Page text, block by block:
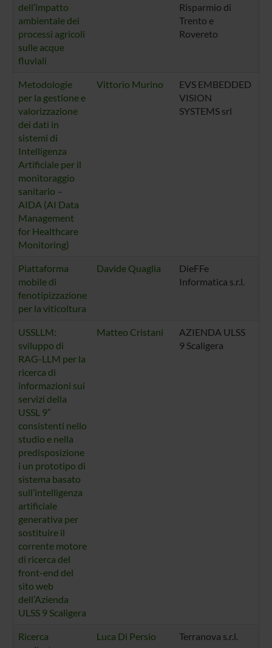
dell’impatto
ambientale dei
processi agricoli
sulle acque
fluviali
Risparmio di
Trento e
Rovereto
Metodologie
per la gestione e
valorizzazione
dei dati in
sistemi di
Intelligenza
Artificiale per il
monitoraggio
sanitario –
AIDA (AI Data
Management
for Healthcare
Monitoring)
Vittorio Murino
EVS EMBEDDED
VISION
SYSTEMS srl
Piattaforma
mobile di
fenotipizzazione
per la viticoltura
Davide Quaglia
DieFFe
Informatica s.r.l.
USSLLM:
sviluppo di
RAG-LLM per la
ricerca di
informazioni sui
servizi della
USSL 9”
consistenti nello
studio e nella
predisposizione
i un prototipo di
sistema basato
sull’intelligenza
artificiale
generativa per
sostituire il
corrente motore
di ricerca del
front-end del
sito web
dell’Azienda
ULSS 9 Scaligera
Matteo Cristani
AZIENDA ULSS
9 Scaligera
Ricerca
Luca Di Persio Terranova s.r.l.